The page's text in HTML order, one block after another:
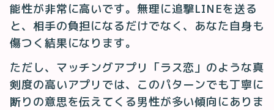
能性が非常に高いです。無理に追撃LINEを送る
と、相手の負担になるだけでなく、あなた自身も
傷つく結果になります。
ただし、マッチングアプリ「ラス恋」のような真
剣度の高いアプリでは、このパターンでも丁寧に
断りの意思を伝えてくる男性が多い傾向にありま